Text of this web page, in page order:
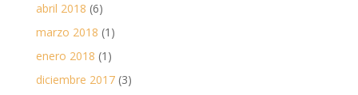
abril 2018 (6)
marzo 2018 (1)
enero 2018 (1)
diciembre 2017(3)